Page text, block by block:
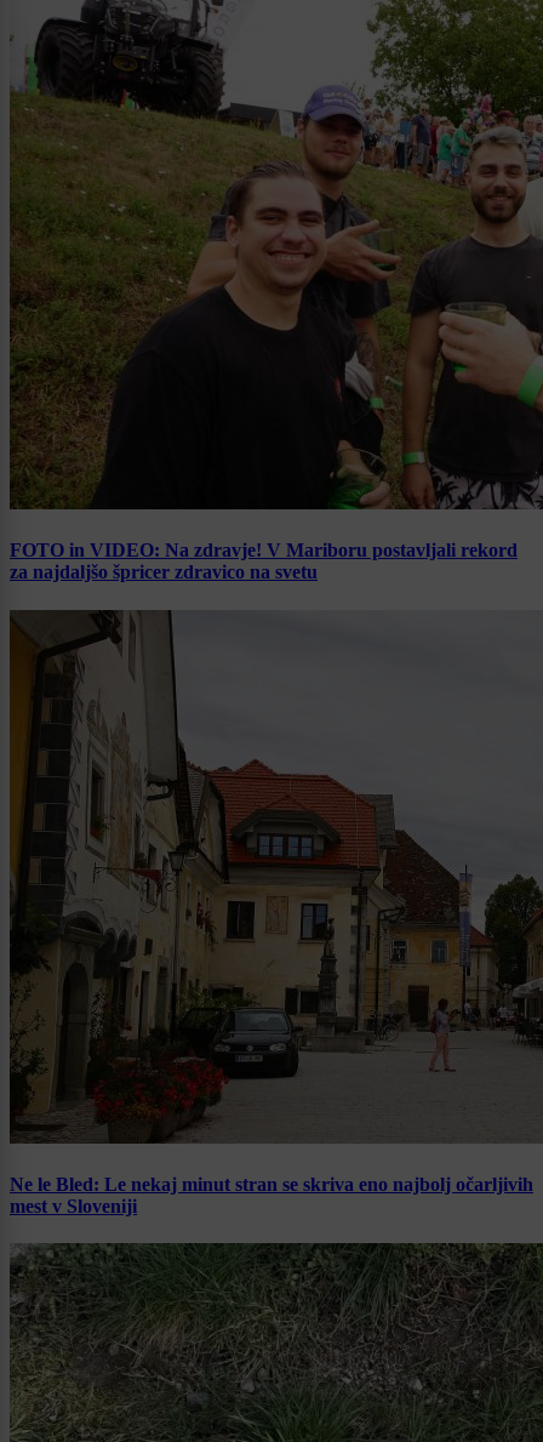
FOTO in VIDEO: Na zdravje! V Mariboru postavljali rekord
za najdaljšo špricer zdravico na svetu
Ne le Bled: Le nekaj minut stran se skriva eno najbolj očarljivih
mest v Sloveniji